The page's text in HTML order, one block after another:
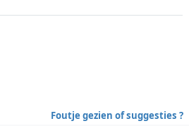
Foutje gezien of suggesties ?